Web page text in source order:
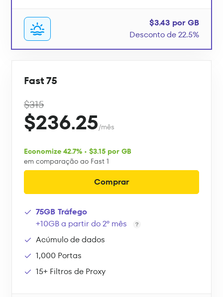
$3.43 por GB
Desconto de 22.5%
Fast 75
$315
$236.25/mês
Economize 42.7% • $3.15 por GB
em comparação ao Fast 1
Comprar
75GB Tráfego
+10GB a partir do 2º mês
Acúmulo de dados
1,000 Portas
15+ Filtros de Proxy